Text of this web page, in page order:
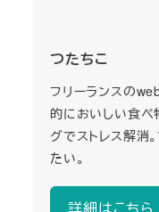
つたちこ
フリーランスの
的においしい食べ
グでストレス解消
たい。
詳細はこちら